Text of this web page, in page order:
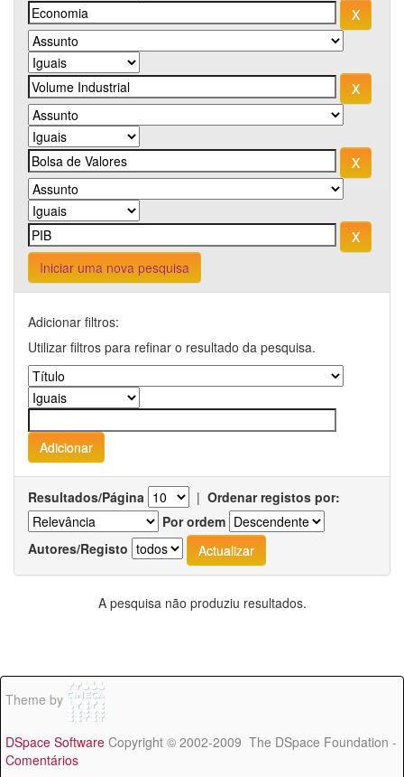
Iniciar uma nova pesquisa
Adicionar filtros:
Utilizar filtros para refinar o resultado da pesquisa.
Resultados/Página | Ordenar registos por:
Por ordem
Autores/Registo
A pesquisa não produziu resultados.
Theme by
DSpace Software Copyright © 2002-2009 The DSpace Foundation -
Comentários